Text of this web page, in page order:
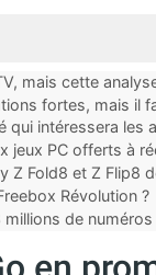
mais cette
fortes, mais il
qui intéressera les
jeux PC offerts à
Z Fold8 et Z Flip8
Révolution ?
millions de